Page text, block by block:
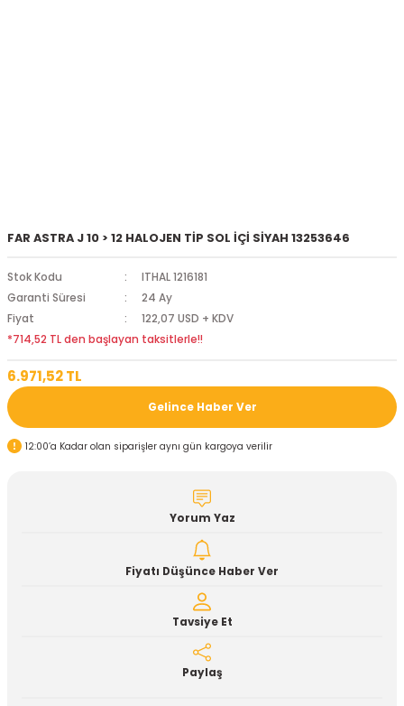
FAR ASTRA J 10 > 12 HALOJEN TİP SOL İÇİ SİYAH 13253646
Stok Kodu
ITHAL 1216181
Garanti Süresi
24 Ay
Fiyat
122,07 USD + KDV
*714,52 TL den başlayan taksitlerle!!
6.971,52 TL
Gelince Haber Ver
12:00’a Kadar olan siparişler aynı gün kargoya verilir
Yorum Yaz
Fiyatı Düşünce Haber Ver
Tavsiye Et
Paylaş